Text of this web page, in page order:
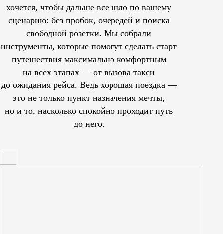
хочется, чтобы дальше все шло по вашему
сценарию: без пробок, очередей и поиска
свободной розетки. Мы собрали
инструменты, которые помогут сделать старт
путешествия максимально комфортным
на всех этапах — от вызова такси
до ожидания рейса. Ведь хорошая поездка —
это не только пункт назначения мечты,
но и то, насколько спокойно проходит путь
до него.